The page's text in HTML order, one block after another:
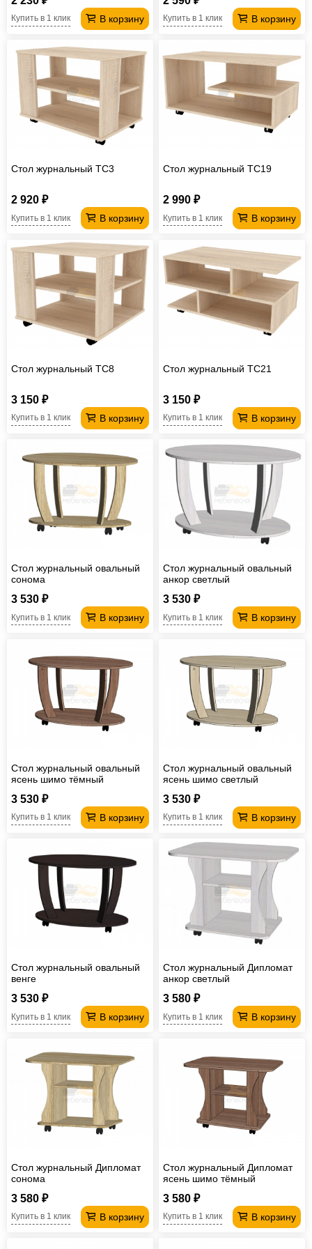
В корзину
Купить в 1 клик В корзину
Купить в 1 клик
Стол журнальный TC3
2 920 ₽
В корзину
Купить в 1 клик
Стол журнальный TC19
2 990 ₽
В корзину
Купить в 1 клик
Стол журнальный TC8
3 150 ₽
В корзину
Купить в 1 клик
Стол журнальный TC21
3 150 ₽
В корзину
Купить в 1 клик
Стол журнальный овальный
сонома
3 530 ₽
В корзину
Купить в 1 клик
Стол журнальный овальный
анкор светлый
3 530 ₽
В корзину
Купить в 1 клик
Стол журнальный овальный
ясень шимо тёмный
3 530 ₽
В корзину
Купить в 1 клик
Стол журнальный овальный
ясень шимо светлый
3 530 ₽
В корзину
Купить в 1 клик
Стол журнальный овальный
венге
3 530 ₽
В корзину
Купить в 1 клик
Стол журнальный Дипломат
анкор светлый
3 580 ₽
В корзину
Купить в 1 клик
Стол журнальный Дипломат
сонома
3 580 ₽
В корзину
Купить в 1 клик
Стол журнальный Дипломат
ясень шимо тёмный
3 580 ₽
В корзину
Купить в 1 клик